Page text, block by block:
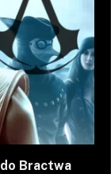
Bractwa